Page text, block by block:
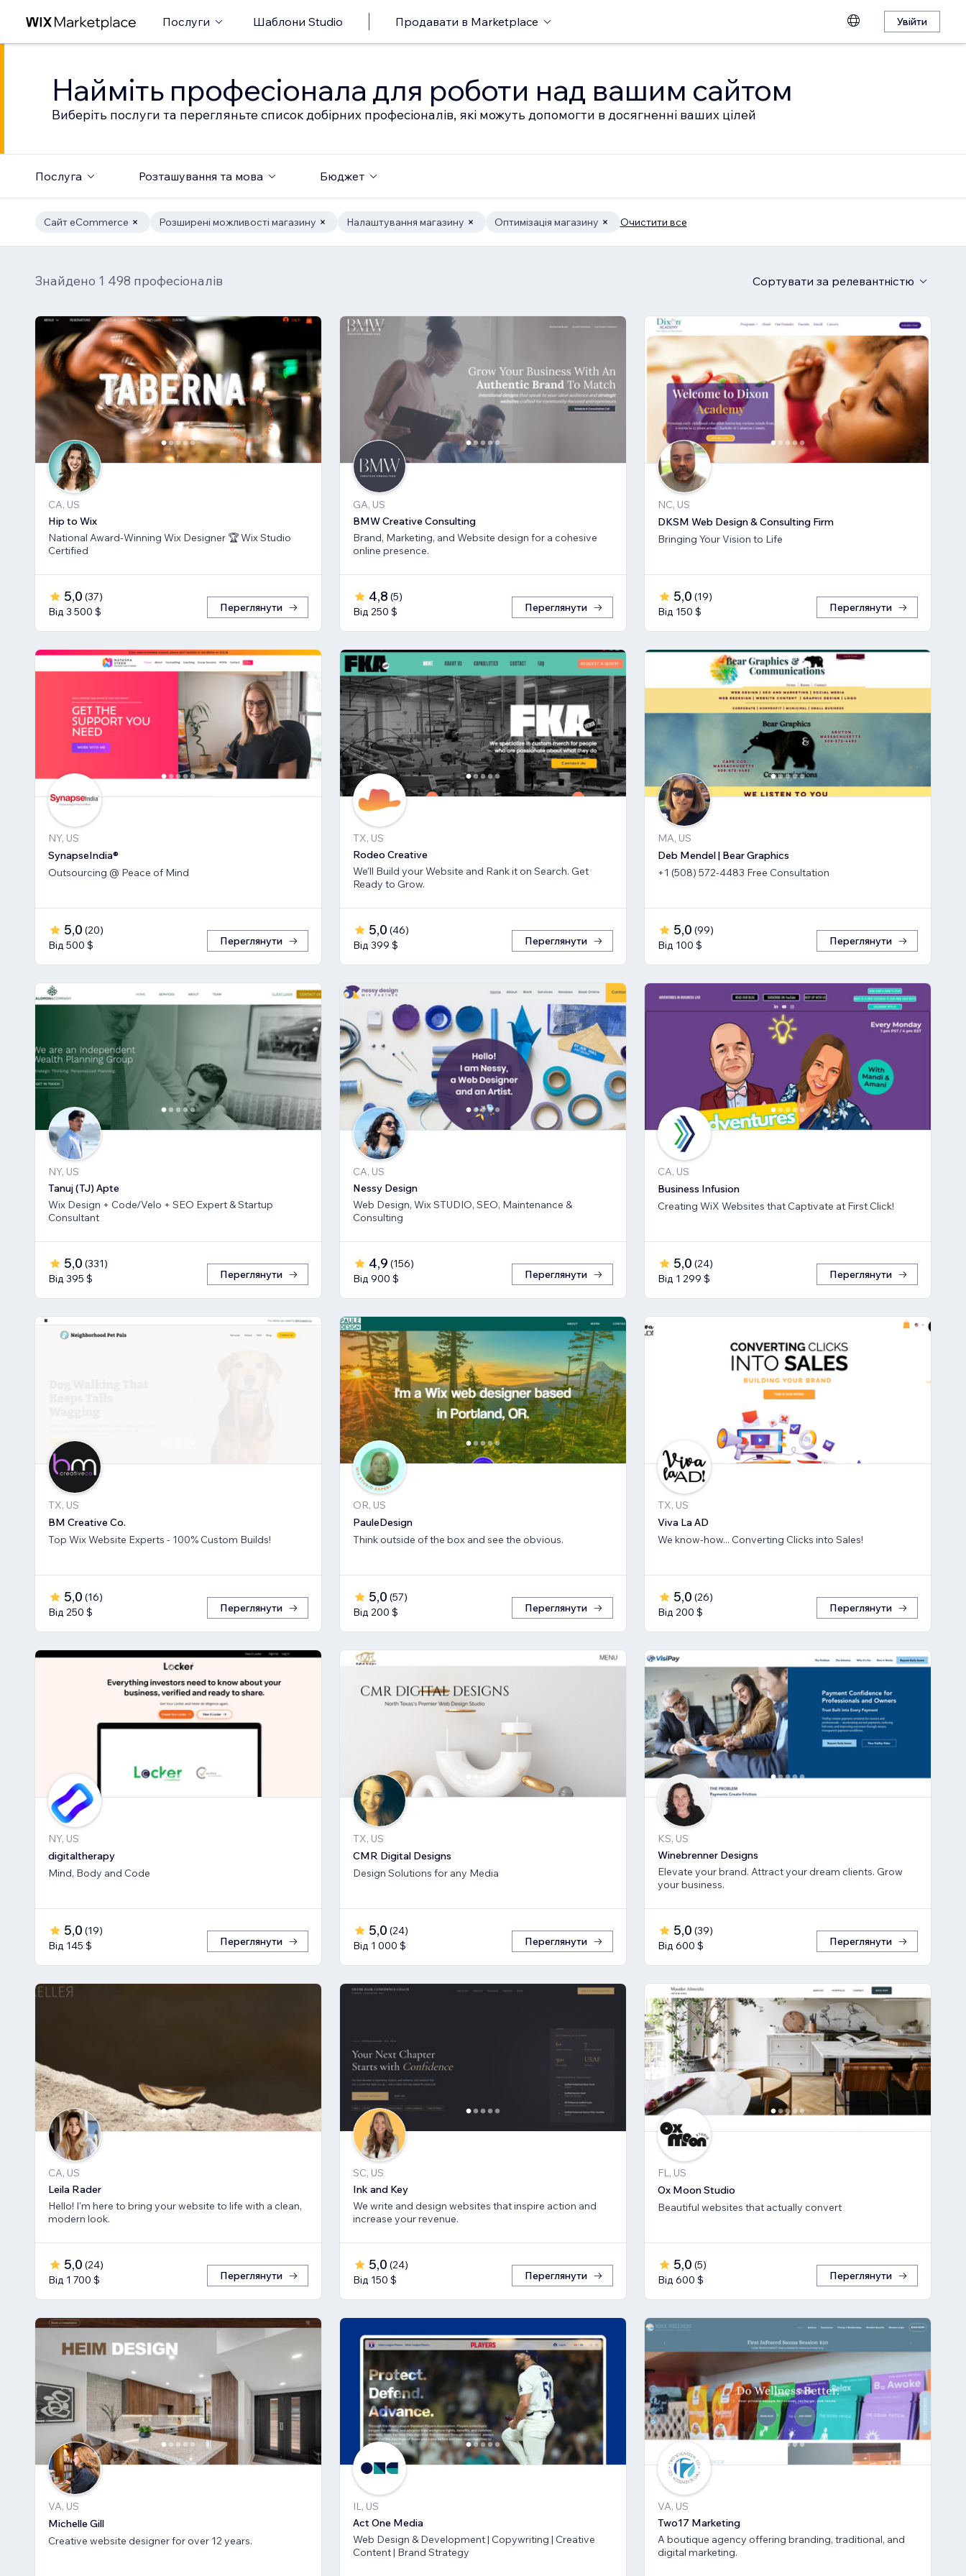
Послуги Шаблони Studio Продавати в Marketplace Увійти
Найміть професіонала для роботи над вашим сайтом
Виберіть послуги та перегляньте список добірних професіоналів, які можуть допомогти в досягненні ваших цілей
Послуга Розташування та мова Бюджет
Сайт eCommerce Розширені можливості магазину Налаштування магазину Оптимізація магазину Очистити все
Знайдено 1 498 професіоналів Сортувати за релевантністю
CA, US
Hip to Wix
National Award-Winning Wix Designer 🏆 Wix Studio
Certified
5,0 (37)
Від 3 500 $
Переглянути
GA, US
BMW Creative Consulting
Brand, Marketing, and Website design for a cohesive
online presence.
4,8 (5)
Від 250 $
Переглянути
NC, US
DKSM Web Design & Consulting Firm
Bringing Your Vision to Life
5,0 (19)
Від 150 $
Переглянути
NY, US
SynapseIndia®
Outsourcing @ Peace of Mind
5,0 (20)
Від 500 $
Переглянути
TX, US
Rodeo Creative
We'll Build your Website and Rank it on Search. Get
Ready to Grow.
5,0 (46)
Від 399 $
Переглянути
MA, US
Deb Mendel | Bear Graphics
+1 (508) 572-4483 Free Consultation
5,0 (99)
Від 100 $
Переглянути
NY, US
Tanuj (TJ) Apte
Wix Design + Code/Velo + SEO Expert & Startup
Consultant
5,0 (331)
Від 395 $
Переглянути
CA, US
Nessy Design
Web Design, Wix STUDIO, SEO, Maintenance &
Consulting
4,9 (156)
Від 900 $
Переглянути
CA, US
Business Infusion
Creating WiX Websites that Captivate at First Click!
5,0 (24)
Від 1 299 $
Переглянути
TX, US
BM Creative Co.
Top Wix Website Experts - 100% Custom Builds!
5,0 (16)
Від 250 $
Переглянути
OR, US
PauleDesign
Think outside of the box and see the obvious.
5,0 (57)
Від 200 $
Переглянути
TX, US
Viva La AD
We know-how... Converting Clicks into Sales!
5,0 (26)
Від 200 $
Переглянути
NY, US
digitaltherapy
Mind, Body and Code
5,0 (19)
Від 145 $
Переглянути
TX, US
CMR Digital Designs
Design Solutions for any Media
5,0 (24)
Від 1 000 $
Переглянути
KS, US
Winebrenner Designs
Elevate your brand. Attract your dream clients. Grow
your business.
5,0 (39)
Від 600 $
Переглянути
CA, US
Leila Rader
Hello! I'm here to bring your website to life with a clean,
modern look.
5,0 (24)
Від 1 700 $
Переглянути
SC, US
Ink and Key
We write and design websites that inspire action and
increase your revenue.
5,0 (24)
Від 150 $
Переглянути
FL, US
Ox Moon Studio
Beautiful websites that actually convert
5,0 (5)
Від 600 $
Переглянути
VA, US
Michelle Gill
Creative website designer for over 12 years.
IL, US
Act One Media
Web Design & Development | Copywriting | Creative
Content | Brand Strategy
VA, US
Two17 Marketing
A boutique agency offering branding, traditional, and
digital marketing.